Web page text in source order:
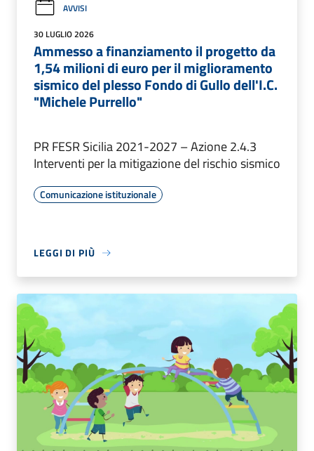
AVVISI
30 LUGLIO 2026
Ammesso a finanziamento il progetto da
1,54 milioni di euro per il miglioramento
sismico del plesso Fondo di Gullo dell'I.C.
"Michele Purrello"
PR FESR Sicilia 2021-2027 – Azione 2.4.3
Interventi per la mitigazione del rischio sismico
Comunicazione istituzionale
LEGGI DI PIÙ